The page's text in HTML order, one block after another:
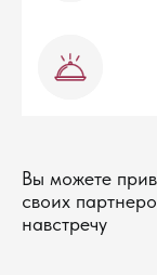
Вы можете
своих
навстречу